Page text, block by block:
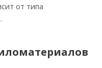
от типа